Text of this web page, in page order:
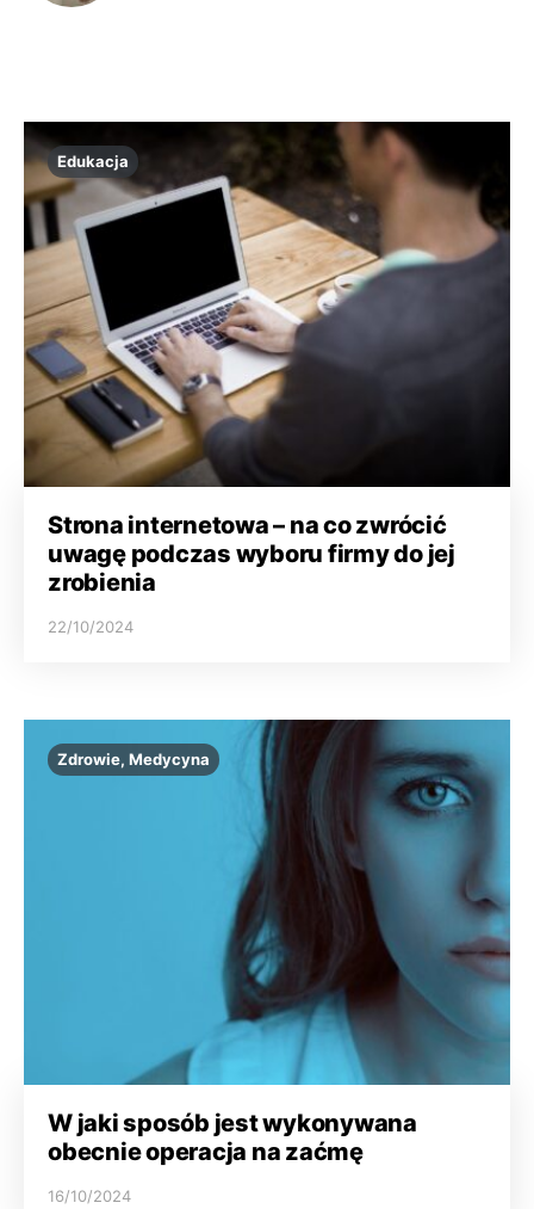
Edukacja
Strona internetowa – na co zwrócić
uwagę podczas wyboru firmy do jej
zrobienia
22/10/2024
Zdrowie, Medycyna
W jaki sposób jest wykonywana
obecnie operacja na zaćmę
16/10/2024